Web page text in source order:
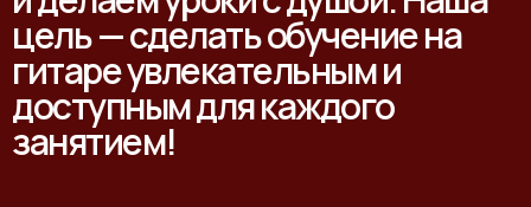
цель — сделать обучение на
гитаре увлекательным и
доступным для каждого
занятием!